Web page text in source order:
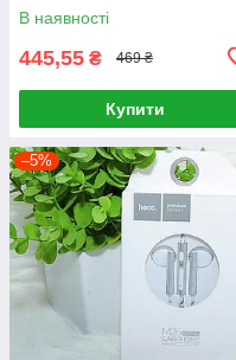
В наявності
445,55 ₴ 469 ₴
Купити
–5%